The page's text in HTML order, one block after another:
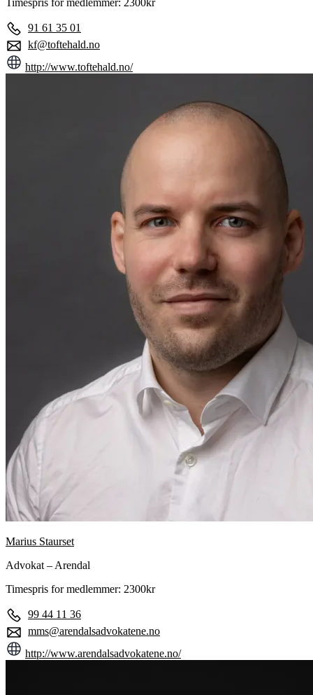
91 61 35 01
kf@toftehald.no
http://www.toftehald.no/
Marius Staurset
Advokat – Arendal
Timespris for medlemmer: 2300kr
99 44 11 36
mms@arendalsadvokatene.no
http://www.arendalsadvokatene.no/